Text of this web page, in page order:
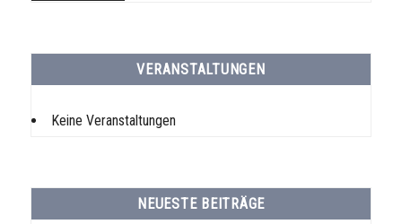
VERANSTALTUNGEN
Keine Veranstaltungen
NEUESTE BEITRÄGE